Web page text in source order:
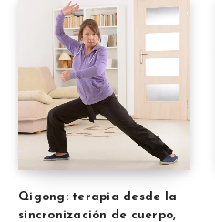
Qigong: terapia desde la
sincronización de cuerpo,